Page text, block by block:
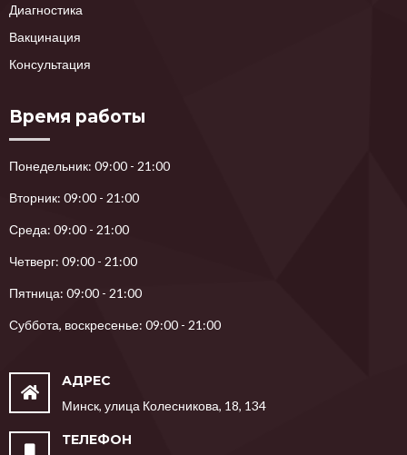
Диагностика
Вакцинация
Консультация
Время работы
Понедельник: 09:00 - 21:00
Вторник: 09:00 - 21:00
Среда: 09:00 - 21:00
Четверг: 09:00 - 21:00
Пятница: 09:00 - 21:00
Суббота, воскресенье: 09:00 - 21:00
АДРЕС
Минск, улица Колесникова, 18, 134
ТЕЛЕФОН